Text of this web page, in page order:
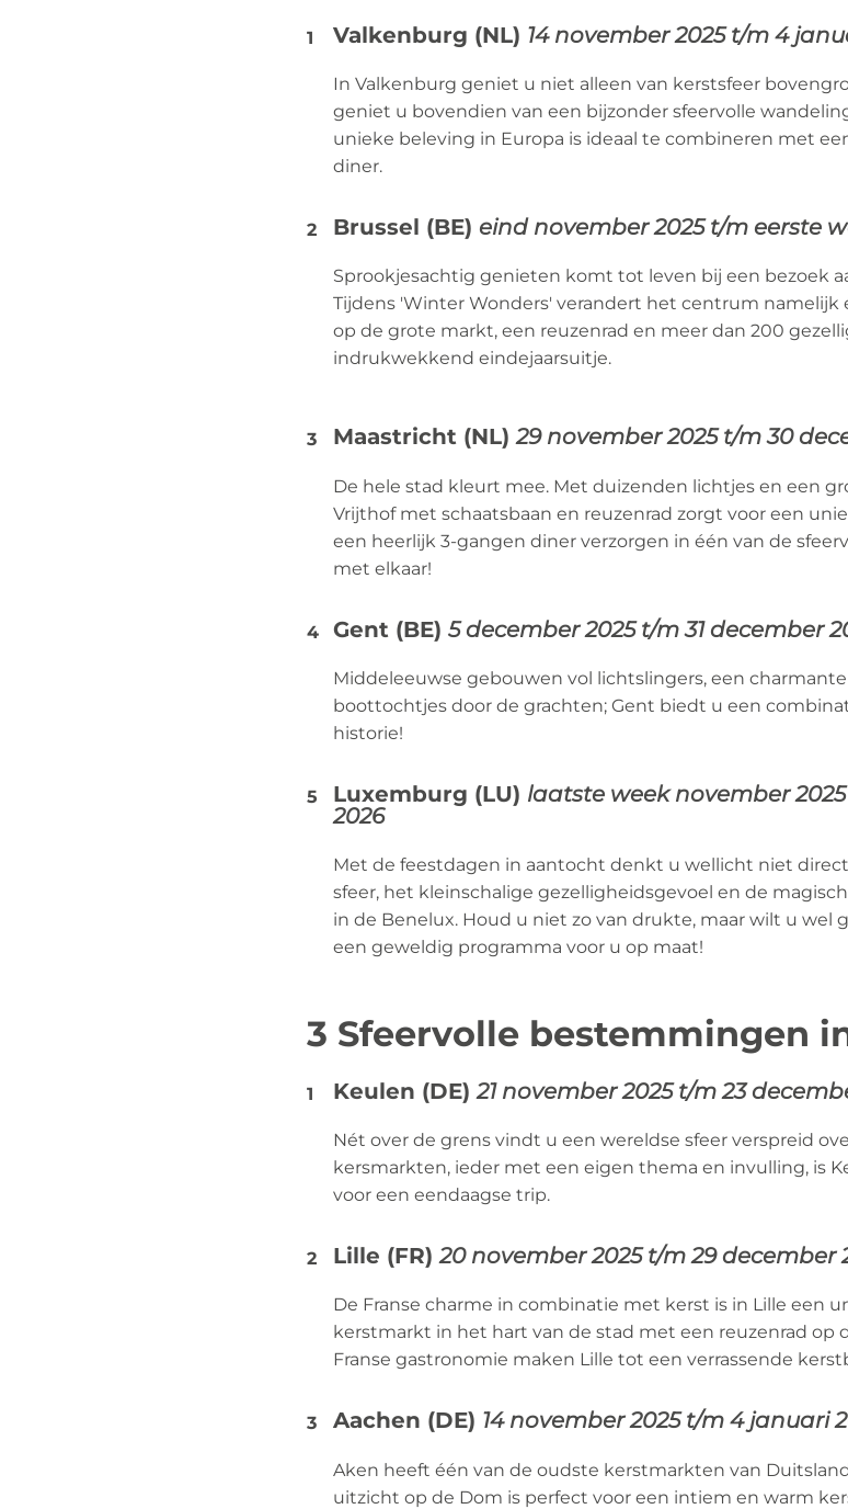
Valkenburg (NL) 14 november 2025 t/m 4
In Valkenburg geniet u niet alleen van kerstsfeer
geniet u bovendien van een bijzonder sfeervolle
unieke beleving in Europa is ideaal te combineren met
diner.
Brussel (BE) eind november 2025 t/m eerste
Sprookjesachtig genieten komt tot leven bij een bezoek
Tijdens 'Winter Wonders' verandert het centrum namelijk
op de grote markt, een reuzenrad en meer dan 200
indrukwekkend eindejaarsuitje.
Maastricht (NL)29 november 2025 t/m 30
De hele stad kleurt mee. Met duizenden lichtjes en een
Vrijthof met schaatsbaan en reuzenrad zorgt voor een
een heerlijk 3-gangen diner verzorgen in één van de
met elkaar!
Gent (BE) 5 december 2025 t/m 31 december
Middeleeuwse gebouwen vol lichtslingers, een
boottochtjes door de grachten; Gent biedt u een
historie!
Luxemburg (LU) laatste week november
2026
Met de feestdagen in aantocht denkt u wellicht niet
sfeer, het kleinschalige gezelligheidsgevoel en de
in de Benelux. Houd u niet zo van drukte, maar wilt u wel
een geweldig programma voor u op maat!
3 Sfeervolle bestemmingen
Keulen (DE) 21 november 2025 t/m 23
Nét over de grens vindt u een wereldse sfeer verspreid
kersmarkten, ieder met een eigen thema en invulling, is
voor een eendaagse trip.
Lille (FR)20 november 2025 t/m 29 december
De Franse charme in combinatie met kerst is in Lille een
kerstmarkt in het hart van de stad met een reuzenrad op
Franse gastronomie maken Lille tot een verrassende
Aachen (DE) 14 november 2025 t/m 4 januari
Aken heeft één van de oudste kerstmarkten van
uitzicht op de Dom is perfect voor een intiem en warm